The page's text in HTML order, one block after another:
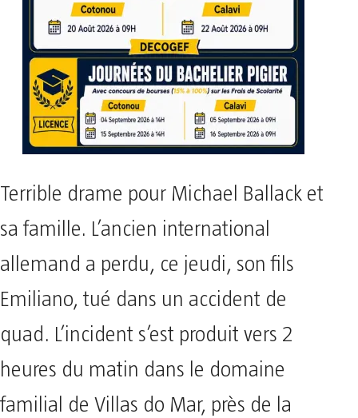
Terrible drame pour Michael Ballack et
sa famille. L’ancien international
allemand a perdu, ce jeudi, son fils
Emiliano, tué dans un accident de
quad. L’incident s’est produit vers 2
heures du matin dans le domaine
familial de Villas do Mar, près de la